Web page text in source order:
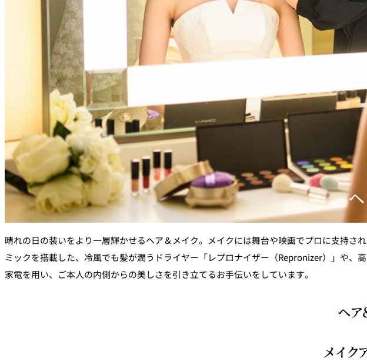
晴れの日の装いをより一層輝かせるヘア＆メイク。メイクには舞台や映画でプロに支持
ミックを搭載した、冷風でも髪が潤うドライヤー「レプロナイザー（Repronizer）」や
家電を用い、ご本人の内側からの美しさを引き立てるお手伝いをしています。
ヘア
メイク